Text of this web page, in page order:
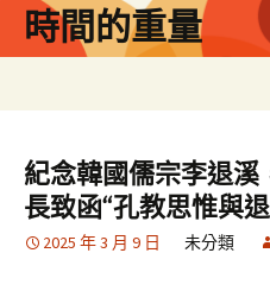
時間的重量
紀念韓國儒宗李退
長致函“孔教思惟與
2025 年 3 月 9 日 未分類